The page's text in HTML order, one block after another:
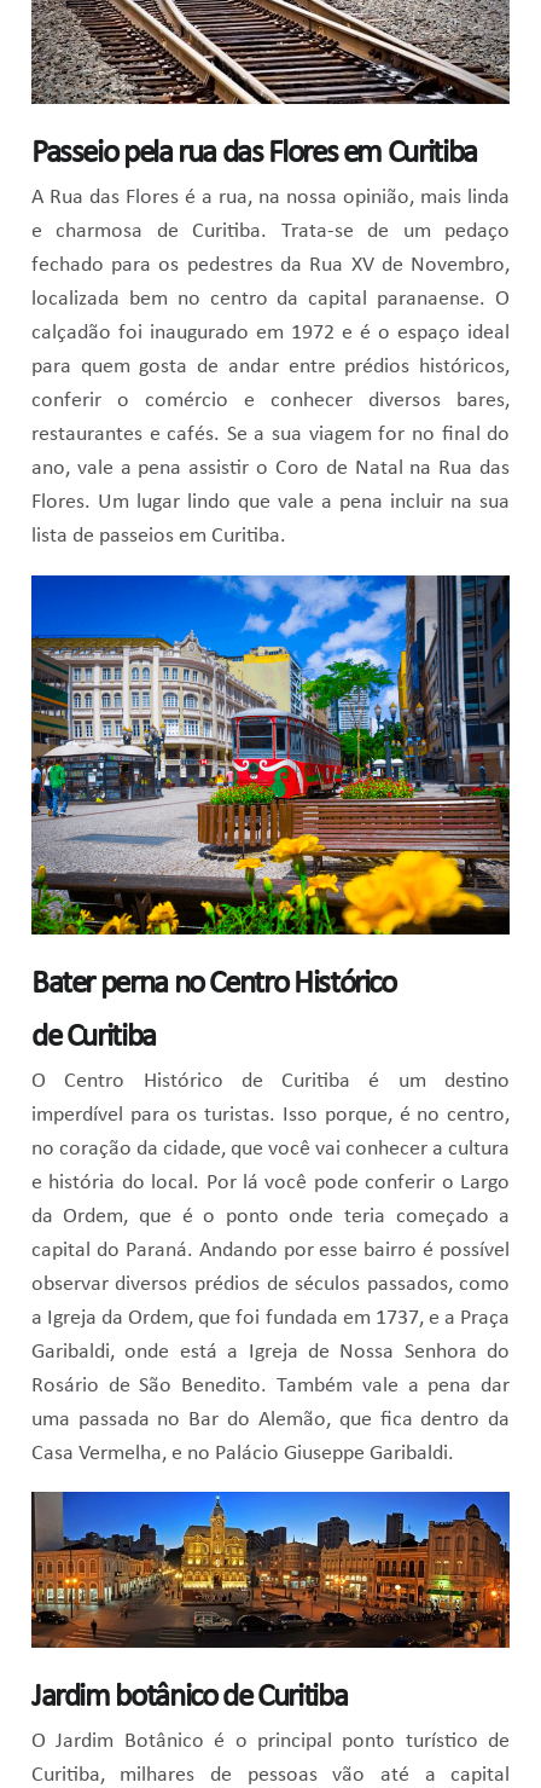
Passeio pela rua das Flores em Curitiba
A Rua das Flores é a rua, na nossa opinião, mais linda
e charmosa de Curitiba. Trata-se de um pedaço
fechado para os pedestres da Rua XV de Novembro,
localizada bem no centro da capital paranaense. O
calçadão foi inaugurado em 1972 e é o espaço ideal
para quem gosta de andar entre prédios históricos,
conferir o comércio e conhecer diversos bares,
restaurantes e cafés. Se a sua viagem for no final do
ano, vale a pena assistir o Coro de Natal na Rua das
Flores. Um lugar lindo que vale a pena incluir na sua
lista de passeios em Curitiba.
Bater perna no Centro Histórico
de Curitiba
O Centro Histórico de Curitiba é um destino
imperdível para os turistas. Isso porque, é no centro,
no coração da cidade, que você vai conhecer a cultura
e história do local. Por lá você pode conferir o Largo
da Ordem, que é o ponto onde teria começado a
capital do Paraná. Andando por esse bairro é possível
observar diversos prédios de séculos passados, como
a Igreja da Ordem, que foi fundada em 1737, e a Praça
Garibaldi, onde está a Igreja de Nossa Senhora do
Rosário de São Benedito. Também vale a pena dar
uma passada no Bar do Alemão, que fica dentro da
Casa Vermelha, e no Palácio Giuseppe Garibaldi.
Jardim botânico de Curitiba
O Jardim Botânico é o principal ponto turístico de
Curitiba, milhares de pessoas vão até a capital